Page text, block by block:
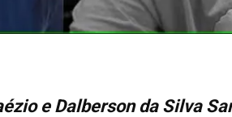
e Dalberson da Silva